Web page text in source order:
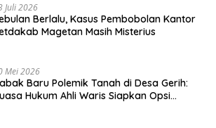
Juli 2026
Berlalu, Kasus Pembobolan Kantor
Magetan Masih Misterius
Mei 2026
Baru Polemik Tanah di Desa Gerih:
Hukum Ahli Waris Siapkan Opsi